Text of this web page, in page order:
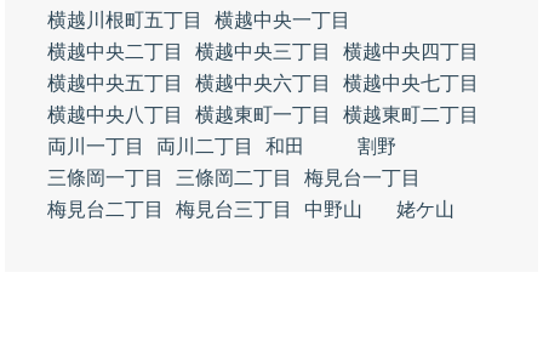
横越川根町五丁目
横越中央一丁目
横越中央二丁目
横越中央三丁目
横越中央四丁目
横越中央五丁目
横越中央六丁目
横越中央七丁目
横越中央八丁目
横越東町一丁目
横越東町二丁目
両川一丁目
両川二丁目 和田
割野
三條岡一丁目
三條岡二丁目
梅見台一丁目
梅見台二丁目
梅見台三丁目 中野山 姥ケ山